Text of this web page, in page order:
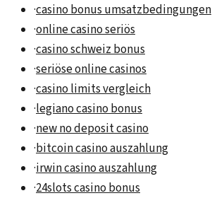
·casino bonus umsatzbedingungen
·online casino seriös
·casino schweiz bonus
·seriöse online casinos
·casino limits vergleich
·legiano casino bonus
·new no deposit casino
·bitcoin casino auszahlung
·irwin casino auszahlung
·24slots casino bonus